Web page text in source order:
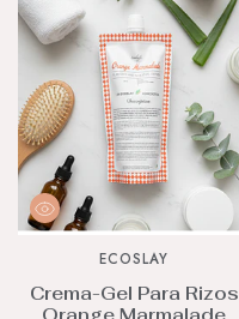
ECOSLAY
Crema-Gel Para Rizos